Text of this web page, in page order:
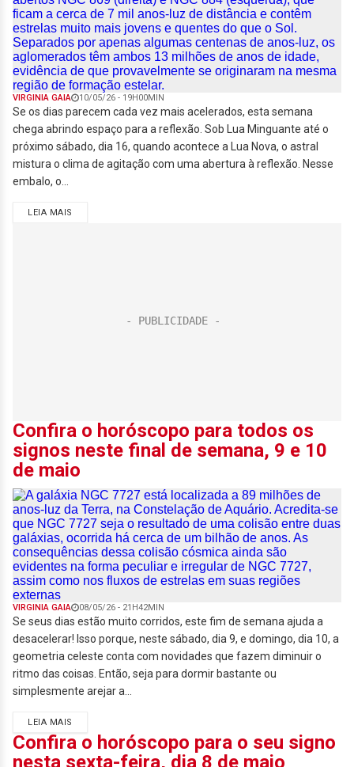
VIRGINIA GAIA 10/05/26 - 19H00MIN
Se os dias parecem cada vez mais acelerados, esta semana
chega abrindo espaço para a reflexão. Sob Lua Minguante até o
próximo sábado, dia 16, quando acontece a Lua Nova, o astral
mistura o clima de agitação com uma abertura à reflexão. Nesse
embalo, o...
LEIA MAIS
Confira o horóscopo para todos os
signos neste final de semana, 9 e 10
de maio
VIRGINIA GAIA 08/05/26 - 21H42MIN
Se seus dias estão muito corridos, este fim de semana ajuda a
desacelerar! Isso porque, neste sábado, dia 9, e domingo, dia 10, a
geometria celeste conta com novidades que fazem diminuir o
ritmo das coisas. Então, seja para dormir bastante ou
simplesmente arejar a...
LEIA MAIS
Confira o horóscopo para o seu signo
nesta sexta-feira, dia 8 de maio